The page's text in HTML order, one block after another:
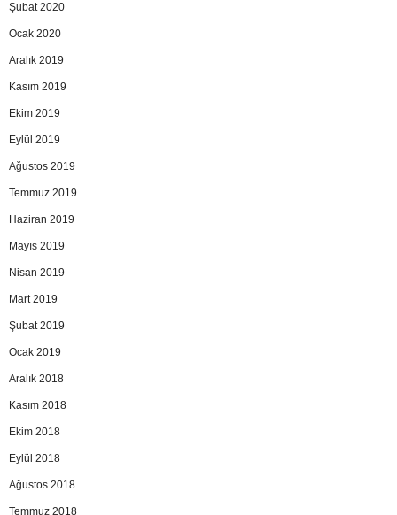
Şubat 2020
Ocak 2020
Aralık 2019
Kasım 2019
Ekim 2019
Eylül 2019
Ağustos 2019
Temmuz 2019
Haziran 2019
Mayıs 2019
Nisan 2019
Mart 2019
Şubat 2019
Ocak 2019
Aralık 2018
Kasım 2018
Ekim 2018
Eylül 2018
Ağustos 2018
Temmuz 2018